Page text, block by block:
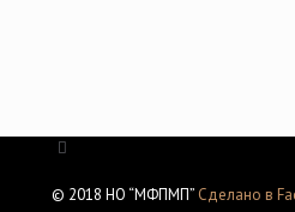
© 2018 НО “МФПМП” Сделано в